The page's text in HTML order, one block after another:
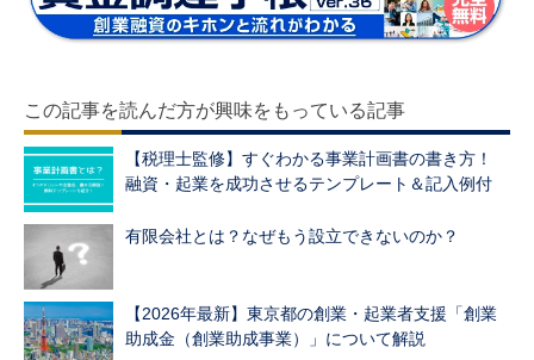
この記事を読んだ方が興味をもっている記事
【税理士監修】すぐわかる事業計画書の書き方！
融資・起業を成功させるテンプレート＆記入例付
有限会社とは？なぜもう設立できないのか？
【2026年最新】東京都の創業・起業者支援「創業
助成金（創業助成事業）」について解説